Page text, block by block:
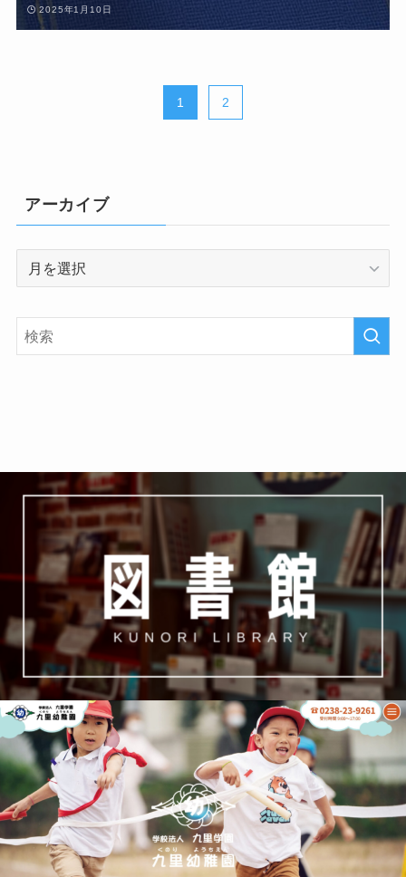
2025年1月10日
1 2
アーカイブ
イ